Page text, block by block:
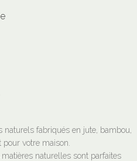
naturels fabriqués en jute, bambou,
votre maison.
naturelles sont parfaites